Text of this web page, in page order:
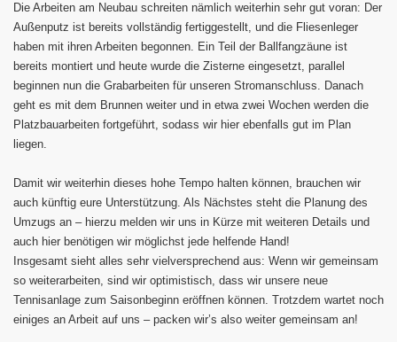
Die Arbeiten am Neubau schreiten nämlich weiterhin sehr gut voran: Der
Außenputz ist bereits vollständig fertiggestellt, und die Fliesenleger
haben mit ihren Arbeiten begonnen. Ein Teil der Ballfangzäune ist
bereits montiert und heute wurde die Zisterne eingesetzt, parallel
beginnen nun die Grabarbeiten für unseren Stromanschluss. Danach
geht es mit dem Brunnen weiter und in etwa zwei Wochen werden die
Platzbauarbeiten fortgeführt, sodass wir hier ebenfalls gut im Plan
liegen.
Damit wir weiterhin dieses hohe Tempo halten können, brauchen wir
auch künftig eure Unterstützung. Als Nächstes steht die Planung des
Umzugs an – hierzu melden wir uns in Kürze mit weiteren Details und
auch hier benötigen wir möglichst jede helfende Hand!
Insgesamt sieht alles sehr vielversprechend aus: Wenn wir gemeinsam
so weiterarbeiten, sind wir optimistisch, dass wir unsere neue
Tennisanlage zum Saisonbeginn eröffnen können. Trotzdem wartet noch
einiges an Arbeit auf uns – packen wir’s also weiter gemeinsam an!